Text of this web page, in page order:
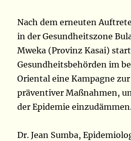
Nach dem erneuten
in der Gesundheitszone
Mweka (Provinz Kasai)
Gesundheitsbehörden im
Oriental eine Kampagne
präventiver Maßnahmen,
der Epidemie
Dr. Jean Sumba,